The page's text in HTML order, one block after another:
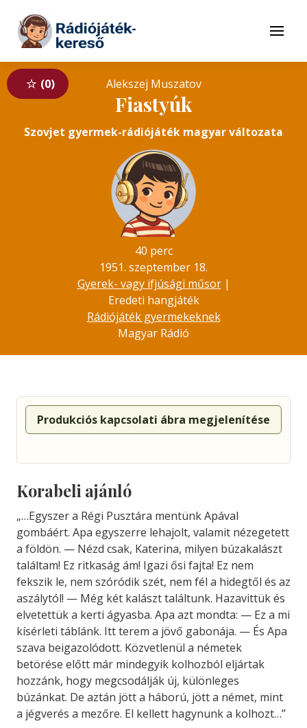
Tovább a tartalomhoz
Menü
0 Alekszej Muszatov
Fiastyúk
Szovjet gyermek-rádiójáték magyar változata
40 perc
1951. szeptember 18.
Gyerek- vagy ifjúsági műsor|
Eredeti hangjáték
Rádiójáték gyermekeknek
Magyar Rádió
Produkciós kapcsolati ábra megjelenítése
Korabeli ajánló
„…Egyszer a Régi Pusztára mentünk Apával
gombáért. Apa egyszerre lehajolt, valamit nézegetett
a földön. — Nézd csak, Katerina, milyen búzakalászt
találtam! Ez ritkaság ám! Igazi ősi fajta! Ez nem
fekszik le, nem szóródik szét, nem fél a hidegtől és az
aszálytól! — Még két kalászt találtunk. Hazavittük és
elvetettük a kerti ágyasba. Apa azt mondta: — Ez a mi
kísérleti táblánk. Itt terem a jövő gabonája. — És Apa
szava beigazolódott. Közvetlenül a németek
betörése előtt már mindegyik kolhozból eljártak
hozzánk, hogy megcsodálják új, különleges
búzánkat. De aztán jött a háború, jött a német, mint
a jégverés a mezőre. El kellett hagynunk a kolhozt…”